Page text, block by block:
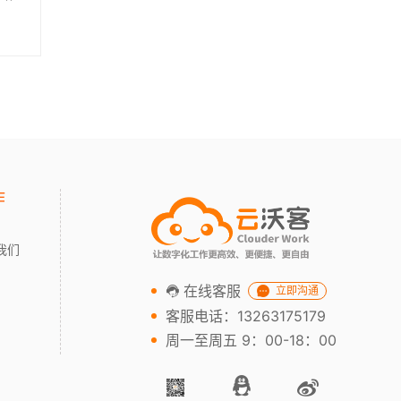
们
在线客服 立即沟通
客服电话：13263175179
周一至周五 9：00-18：00